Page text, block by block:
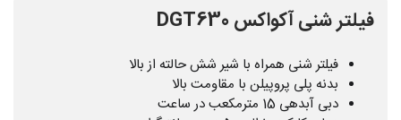
فیلتر شنی آکواکس DGT630
فیلتر شنی همراه با شیر شش حالته از بالا
بدنه پلی پروپیلن با مقاومت بالا
دبی آبدهی 15 مترمکعب در ساعت